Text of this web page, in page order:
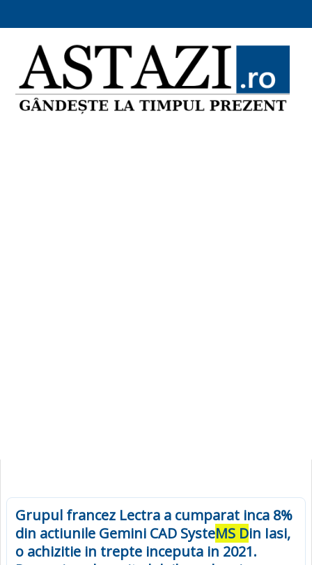
Grupul francez Lectra a cumparat inca 8%
din actiunile Gemini CAD SysteMS Din Iasi,
o achizitie in trepte inceputa in 2021.